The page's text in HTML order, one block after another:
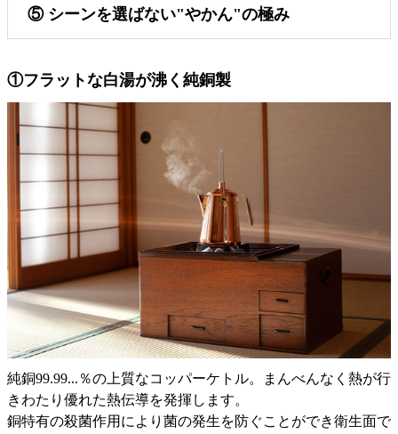
⑤ シーンを選ばない"やかん"の極み
①フラットな白湯が沸く純銅製
純銅99.99...％の上質なコッパーケトル。まんべんなく熱が行
きわたり優れた熱伝導を発揮します。
銅特有の殺菌作用により菌の発生を防ぐことができ衛生面で